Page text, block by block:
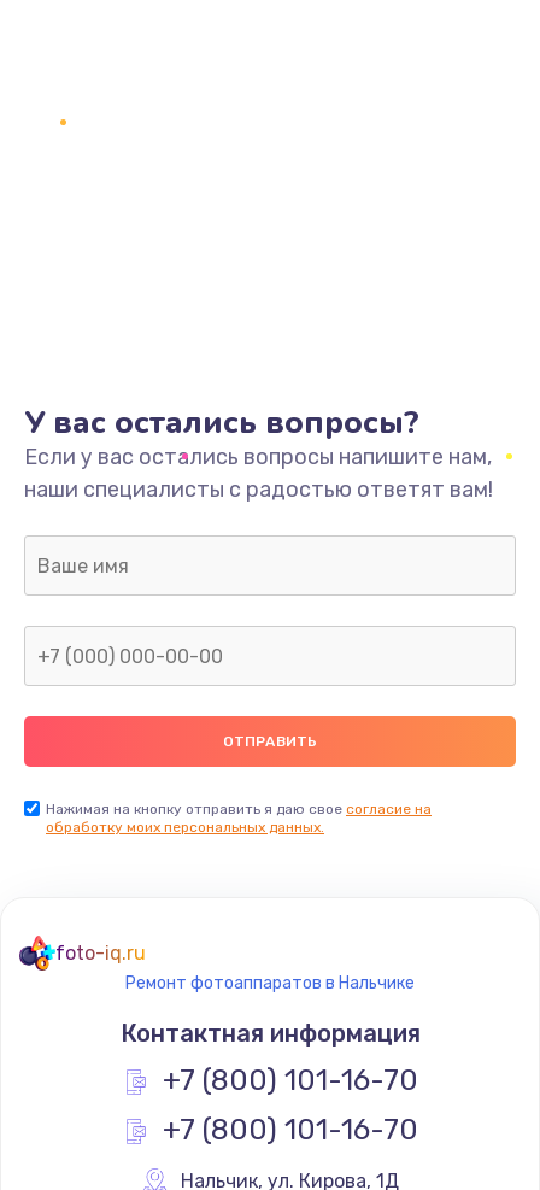
У вас остались вопросы?
Если у вас остались вопросы напишите нам,
наши специалисты с радостью ответят вам!
Нажимая на кнопку отправить я даю свое согласие на
обработку моих персональных данных.
foto-iq.ru
Ремонт фотоаппаратов в Нальчике
Контактная информация
+7 (800) 101-16-70
+7 (800) 101-16-70
Нальчик, ул. Кирова, 1Д